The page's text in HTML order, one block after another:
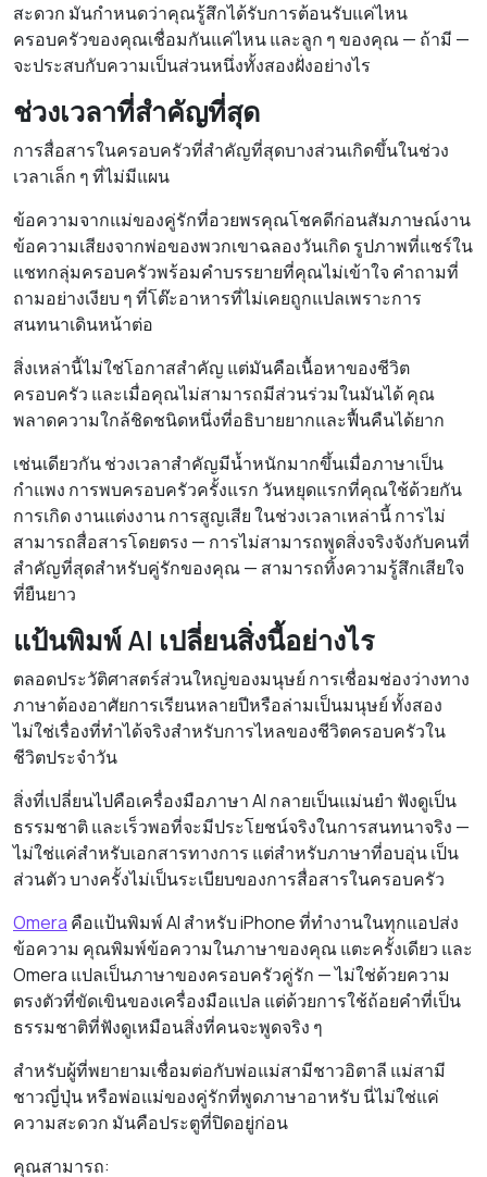
สะดวก มันกำหนดว่าคุณรู้สึกได้รับการต้อนรับแค่ไหน
ครอบครัวของคุณเชื่อมกันแค่ไหน และลูก ๆ ของคุณ — ถ้ามี —
จะประสบกับความเป็นส่วนหนึ่งทั้งสองฝั่งอย่างไร
ช่วงเวลาที่สำคัญที่สุด
การสื่อสารในครอบครัวที่สำคัญที่สุดบางส่วนเกิดขึ้นในช่วง
เวลาเล็ก ๆ ที่ไม่มีแผน
ข้อความจากแม่ของคู่รักที่อวยพรคุณโชคดีก่อนสัมภาษณ์งาน
ข้อความเสียงจากพ่อของพวกเขาฉลองวันเกิด รูปภาพที่แชร์ใน
แชทกลุ่มครอบครัวพร้อมคำบรรยายที่คุณไม่เข้าใจ คำถามที่
ถามอย่างเงียบ ๆ ที่โต๊ะอาหารที่ไม่เคยถูกแปลเพราะการ
สนทนาเดินหน้าต่อ
สิ่งเหล่านี้ไม่ใช่โอกาสสำคัญ แต่มันคือเนื้อหาของชีวิต
ครอบครัว และเมื่อคุณไม่สามารถมีส่วนร่วมในมันได้ คุณ
พลาดความใกล้ชิดชนิดหนึ่งที่อธิบายยากและฟื้นคืนได้ยาก
เช่นเดียวกัน ช่วงเวลาสำคัญมีน้ำหนักมากขึ้นเมื่อภาษาเป็น
กำแพง การพบครอบครัวครั้งแรก วันหยุดแรกที่คุณใช้ด้วยกัน
การเกิด งานแต่งงาน การสูญเสีย ในช่วงเวลาเหล่านี้ การไม่
สามารถสื่อสารโดยตรง — การไม่สามารถพูดสิ่งจริงจังกับคนที่
สำคัญที่สุดสำหรับคู่รักของคุณ — สามารถทิ้งความรู้สึกเสียใจ
ที่ยืนยาว
แป้นพิมพ์ AI เปลี่ยนสิ่งนี้อย่างไร
ตลอดประวัติศาสตร์ส่วนใหญ่ของมนุษย์ การเชื่อมช่องว่างทาง
ภาษาต้องอาศัยการเรียนหลายปีหรือล่ามเป็นมนุษย์ ทั้งสอง
ไม่ใช่เรื่องที่ทำได้จริงสำหรับการไหลของชีวิตครอบครัวใน
ชีวิตประจำวัน
สิ่งที่เปลี่ยนไปคือเครื่องมือภาษา AI กลายเป็นแม่นยำ ฟังดูเป็น
ธรรมชาติ และเร็วพอที่จะมีประโยชน์จริงในการสนทนาจริง —
ไม่ใช่แค่สำหรับเอกสารทางการ แต่สำหรับภาษาที่อบอุ่น เป็น
ส่วนตัว บางครั้งไม่เป็นระเบียบของการสื่อสารในครอบครัว
Omera คือแป้นพิมพ์ AI สำหรับ iPhone ที่ทำงานในทุกแอปส่ง
ข้อความ คุณพิมพ์ข้อความในภาษาของคุณ แตะครั้งเดียว และ
Omera แปลเป็นภาษาของครอบครัวคู่รัก — ไม่ใช่ด้วยความ
ตรงตัวที่ขัดเขินของเครื่องมือแปล แต่ด้วยการใช้ถ้อยคำที่เป็น
ธรรมชาติที่ฟังดูเหมือนสิ่งที่คนจะพูดจริง ๆ
สำหรับผู้ที่พยายามเชื่อมต่อกับพ่อแม่สามีชาวอิตาลี แม่สามี
ชาวญี่ปุ่น หรือพ่อแม่ของคู่รักที่พูดภาษาอาหรับ นี่ไม่ใช่แค่
ความสะดวก มันคือประตูที่ปิดอยู่ก่อน
คุณสามารถ: